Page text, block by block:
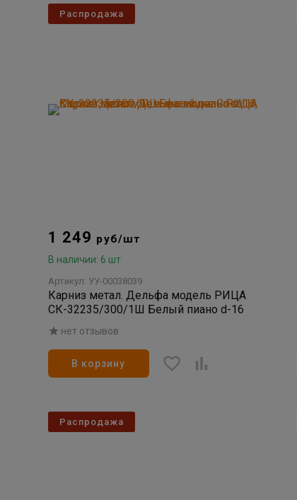
1 249 руб/шт
В наличии: 6 шт
Артикул: УУ-00038039
Карниз метал. Дельфа модель РИЦА
СК-32235/300/1Ш Белый пиано d-16
нет отзывов
В корзину
Распродажа
Распродажа